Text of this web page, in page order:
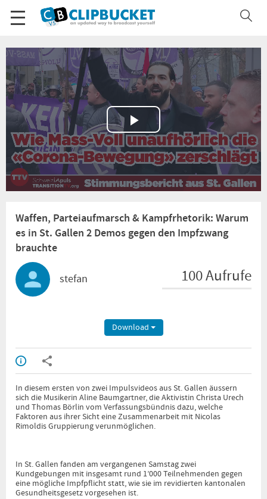
Play
Video
Waffen, Parteiaufmarsch & Kampfrhetorik: Warum
es in St. Gallen 2 Demos gegen den Impfzwang
brauchte
stefan 100 Aufrufe
Download
In diesem ersten von zwei Impulsvideos aus St. Gallen äussern
sich die Musikerin Aline Baumgartner, die Aktivistin Christa Urech
und Thomas Börlin vom Verfassungsbündnis dazu, welche
Faktoren aus ihrer Sicht eine Zusammenarbeit mit Nicolas
Rimoldis Gruppierung verunmöglichen.
In St. Gallen fanden am vergangenen Samstag zwei
Kundgebungen mit insgesamt rund 1’000 Teilnehmenden gegen
eine mögliche Impfpflicht statt, wie sie im revidierten kantonalen
Gesundheitsgesetz vorgesehen ist.